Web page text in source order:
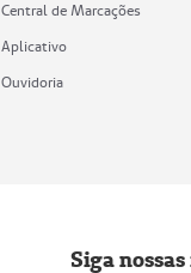
Central de Marcações
Aplicativo
Ouvidoria
Siga